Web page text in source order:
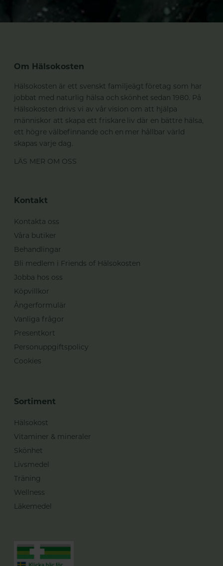
Om Hälsokosten
Hälsokosten är ett svenskt familjeägt företag som har
jobbat med naturlig hälsa och skönhet sedan 1980. På
Hälsokosten drivs vi av vår vision om att hjälpa
människor att skapa ett friskare liv där en bättre hälsa,
ett högre välbefinnande och en mer hållbar värld
skapas varje dag.
LÄS MER OM OSS
Kontakt
Kontakta oss
Våra butiker
Behandlingar
Bli medlem i Friends of Hälsokosten
Jobba hos oss
Köpvillkor
Ångerformulär
Vanliga frågor
Presentkort
Personuppgiftspolicy
Cookies
Sortiment
Hälsokost
Vitaminer & mineraler
Skönhet
Livsmedel
Träning
Wellness
Läkemedel